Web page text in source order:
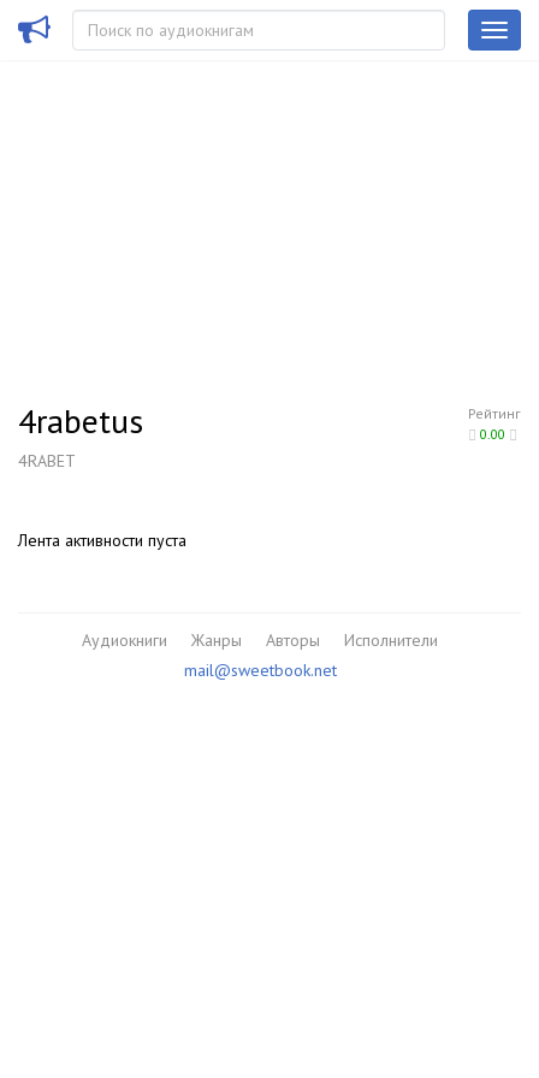
Рейтинг
0.00
4rabetus
4RABET
Лента активности пуста
Аудиокниги Жанры Авторы
Исполнители
mail@sweetbook.net